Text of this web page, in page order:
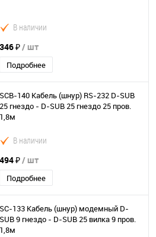
В наличии
346 ₽/ шт
Подробнее
SCB-140 Кабель (шнур) RS-232 D-SUB
25 гнездо - D-SUB 25 гнездо 25 пров.
1,8м
В наличии
494 ₽/ шт
Подробнее
SC-133 Кабель (шнур) модемный D-
SUB 9 гнездо - D-SUB 25 вилка 9 пров.
1,8м